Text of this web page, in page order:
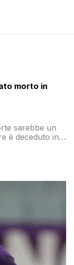
morto in
sarebbe un
è deceduto in